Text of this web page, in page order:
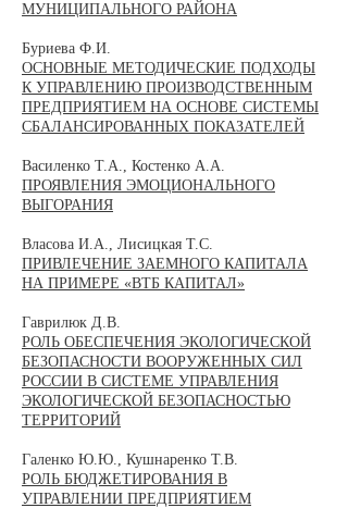
МУНИЦИПАЛЬНОГО РАЙОНА
Буриева Ф.И.
ОСНОВНЫЕ МЕТОДИЧЕСКИЕ ПОДХОДЫ
К УПРАВЛЕНИЮ ПРОИЗВОДСТВЕННЫМ
ПРЕДПРИЯТИЕМ НА ОСНОВЕ СИСТЕМЫ
СБАЛАНСИРОВАННЫХ ПОКАЗАТЕЛЕЙ
Василенко Т.А., Костенко А.А.
ПРОЯВЛЕНИЯ ЭМОЦИОНАЛЬНОГО
ВЫГОРАНИЯ
Власова И.А., Лисицкая Т.С.
ПРИВЛЕЧЕНИЕ ЗАЕМНОГО КАПИТАЛА
НА ПРИМЕРЕ «ВТБ КАПИТАЛ»
Гаврилюк Д.В.
РОЛЬ ОБЕСПЕЧЕНИЯ ЭКОЛОГИЧЕСКОЙ
БЕЗОПАСНОСТИ ВООРУЖЕННЫХ СИЛ
РОССИИ В СИСТЕМЕ УПРАВЛЕНИЯ
ЭКОЛОГИЧЕСКОЙ БЕЗОПАСНОСТЬЮ
ТЕРРИТОРИЙ
Галенко Ю.Ю., Кушнаренко Т.В.
РОЛЬ БЮДЖЕТИРОВАНИЯ В
УПРАВЛЕНИИ ПРЕДПРИЯТИЕМ